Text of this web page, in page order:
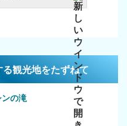
観光地をたずねて
の滝